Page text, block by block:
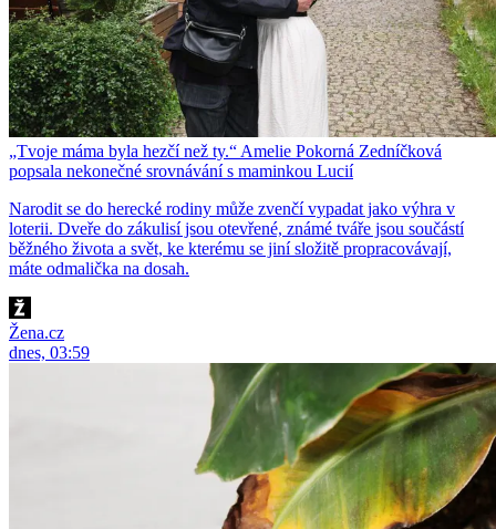
„Tvoje máma byla hezčí než ty.“ Amelie Pokorná Zedníčková
popsala nekonečné srovnávání s maminkou Lucií
Narodit se do herecké rodiny může zvenčí vypadat jako výhra v
loterii. Dveře do zákulisí jsou otevřené, známé tváře jsou součástí
běžného života a svět, ke kterému se jiní složitě propracovávají,
máte odmalička na dosah.
Žena.cz
dnes, 03:59